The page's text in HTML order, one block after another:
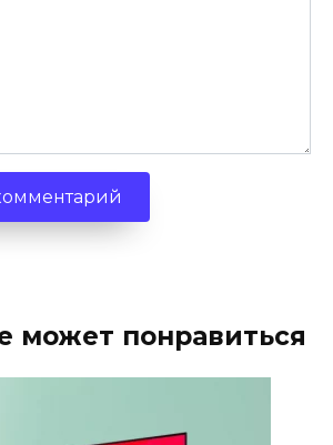
может понравиться